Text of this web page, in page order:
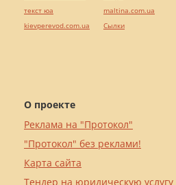
О проекте
Реклама на "Протокол"
"Протокол" без реклами!
Карта сайта
Тендер на юридическую услугу
текст юа
kievperevod.com.ua
maltina.com.ua
Cылки